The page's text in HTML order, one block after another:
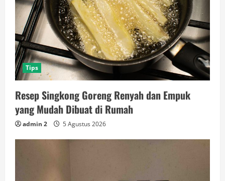
Tips
Resep Singkong Goreng Renyah dan Empuk
yang Mudah Dibuat di Rumah
admin 2 5 Agustus 2026